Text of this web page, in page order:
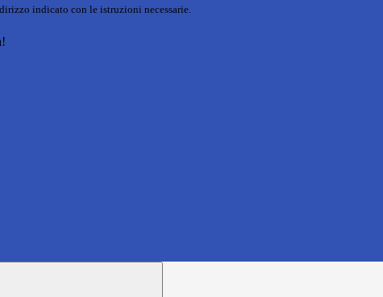
indicato con le istruzioni necessarie.